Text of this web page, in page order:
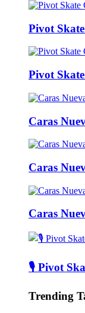
Pivot
Pivot
Caras
Caras
Caras
🎙️ Pivot
Trending